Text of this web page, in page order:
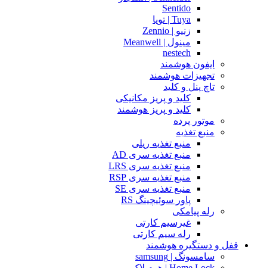
Sentido
Tuya | تویا
زنیو | Zennio
مینول | Meanwell
nestech
ایفون هوشمند
تجهیزات هوشمند
تاچ پنل و کلید
کلید و پریز مکانیکی
کلید و پریز هوشمند
موتور پرده
منبع تغذیه
منبع تغذیه ریلی
منبع تغذیه سری AD
منبع تغذیه سری LRS
منبع تغذیه سری RSP
منبع تغذیه سری SE
پاور سوئیچینگ RS
رله پیامکی
غیرسیم کارتی
رله سیم کارتی
قفل و دستگیره هوشمند
سامسونگ | samsung